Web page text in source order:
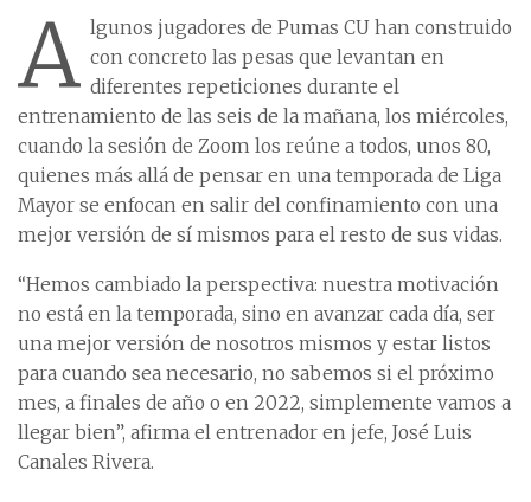
A lgunos jugadores de Pumas CU han construido
con concreto las pesas que levantan en
diferentes repeticiones durante el
entrenamiento de las seis de la mañana, los miércoles,
cuando la sesión de Zoom los reúne a todos, unos 80,
quienes más allá de pensar en una temporada de Liga
Mayor se enfocan en salir del confinamiento con una
mejor versión de sí mismos para el resto de sus vidas.
“Hemos cambiado la perspectiva: nuestra motivación
no está en la temporada, sino en avanzar cada día, ser
una mejor versión de nosotros mismos y estar listos
para cuando sea necesario, no sabemos si el próximo
mes, a finales de año o en 2022, simplemente vamos a
llegar bien”, afirma el entrenador en jefe, José Luis
Canales Rivera.